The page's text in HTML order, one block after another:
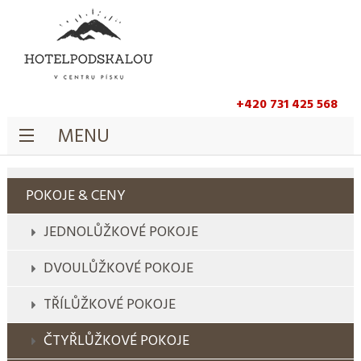
+420 731 425 568
MENU
POKOJE & CENY
JEDNOLŮŽKOVÉ POKOJE
DVOULŮŽKOVÉ POKOJE
TŘÍLŮŽKOVÉ POKOJE
ČTYŘLŮŽKOVÉ POKOJE